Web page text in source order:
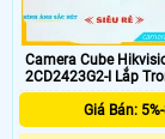
Camera Cube
2CD2423G2-I Lắp
Giá Bán: